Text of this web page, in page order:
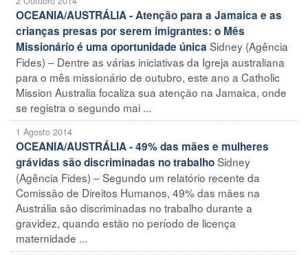
OCEANIA/AUSTRÁLIA - Atenção para a Jamaica e as
crianças presas por serem imigrantes: o Mês
Missionário é uma oportunidade única Sidney (Agência
Fides) – Dentre as várias iniciativas da Igreja australiana
para o mês missionário de outubro, este ano a Catholic
Mission Australia focaliza sua atenção na Jamaica, onde
se registra o segundo mai ...
1 Agosto 2014
OCEANIA/AUSTRÁLIA - 49% das mães e mulheres
grávidas são discriminadas no trabalhoSidney
(Agência Fides) – Segundo um relatório recente da
Comissão de Direitos Humanos, 49% das mães na
Austrália são discriminadas no trabalho durante a
gravidez, quando estão no período de licença
maternidade ...